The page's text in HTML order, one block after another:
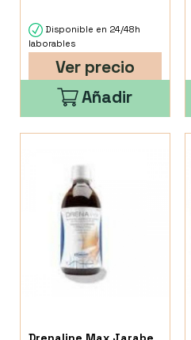
Disponible en 24/48h
laborables
Ver precio
Añadir